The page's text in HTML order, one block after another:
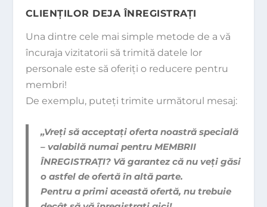
CLIENŢILOR DEJA ÎNREGISTRAŢI
Una dintre cele mai simple metode de a vă
încuraja vizitatorii să trimită datele lor
personale este să oferiţi o reducere pentru
membri!
De exemplu, puteţi trimite următorul mesaj:
„Vreţi să acceptaţi oferta noastră specială
– valabilă numai pentru MEMBRII
ÎNREGISTRAŢI? Vă garantez că nu veţi găsi
o astfel de ofertă în altă parte.
Pentru a primi această ofertă, nu trebuie